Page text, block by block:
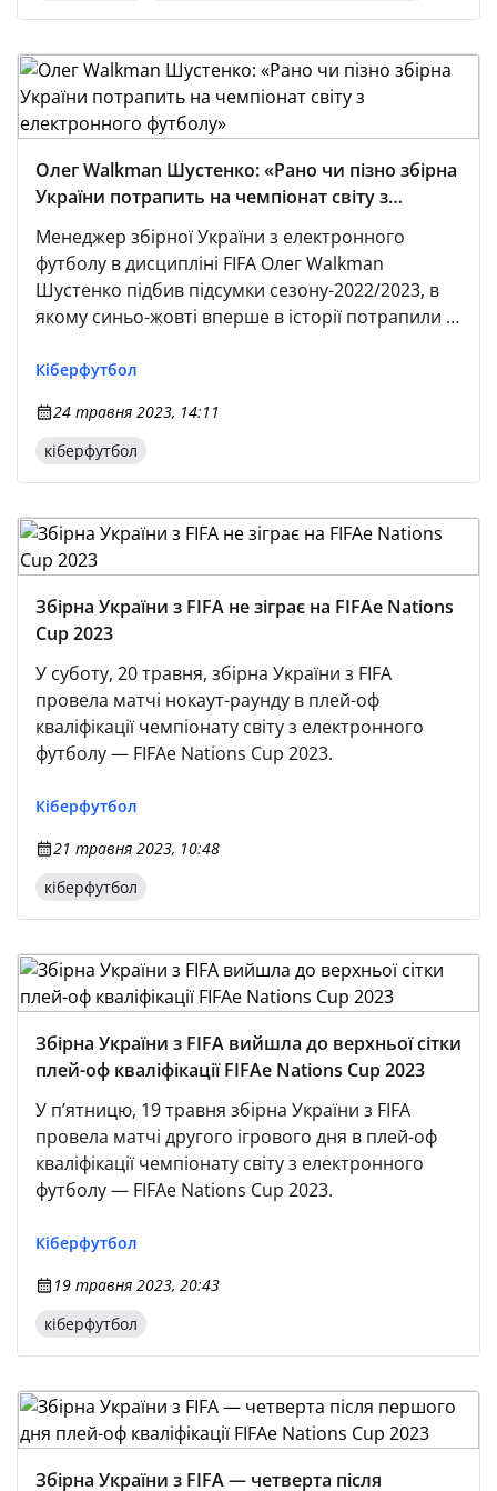
Олег Walkman Шустенко: «Рано чи пізно збірна
України потрапить на чемпіонат світу з
електронного футболу»
Менеджер збірної України з електронного
футболу в дисципліні FIFA Олег Walkman
Шустенко підбив підсумки сезону-2022/2023, в
якому синьо-жовті вперше в історії потрапили у
Nations Cup 2023 і зупинилися в кроці від виходу
виступ команди в нинішньому сезоні.
Кіберфутбол
24 травня 2023, 14:11
кіберфутбол
Збірна України з FIFA не зіграє на FIFAe Nations
Cup 2023
У суботу, 20 травня, збірна України з FIFA
провела матчі нокаут-раунду в плей-оф
кваліфікації чемпіонату світу з електронного
футболу — FIFAe Nations Cup 2023.
Кіберфутбол
21 травня 2023, 10:48
кіберфутбол
Збірна України з FIFA вийшла до верхньої сітки
плей-оф кваліфікації FIFAe Nations Cup 2023
У п’ятницю, 19 травня збірна України з FIFA
провела матчі другого ігрового дня в плей-оф
кваліфікації чемпіонату світу з електронного
футболу — FIFAe Nations Cup 2023.
Кіберфутбол
19 травня 2023, 20:43
кіберфутбол
Збірна України з FIFA — четверта після